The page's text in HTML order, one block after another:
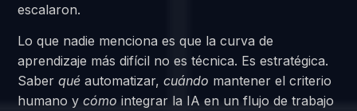
escalaron.
Lo que nadie menciona es que la curva de
aprendizaje más difícil no es técnica. Es estratégica.
Saberqué automatizar,cuándo mantener el criterio
humano ycómo integrar la IA en un flujo de trabajo